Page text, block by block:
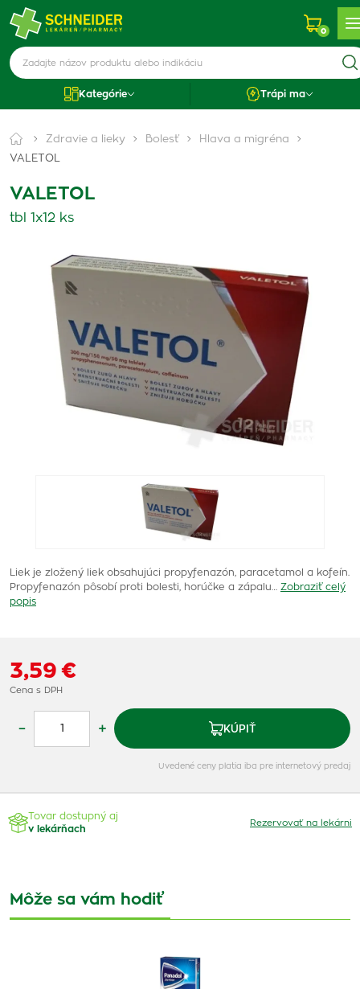
0
Kategórie Trápi ma
Zdravie a lieky Bolesť
Hlava a migréna
VALETOL
VALETOL
tbl 1x12 ks
Liek je zložený liek obsahujúci propyfenazón, paracetamol a kofeín.
Propyfenazón pôsobí proti bolesti, horúčke a zápalu…
Zobraziť celý
popis
3,59 €
Cena s DPH
– + KÚPIŤ
Uvedené ceny platia iba pre internetový predaj
Tovar dostupný aj
v lekárňach
Rezervovať na lekárni
Môže sa vám hodiť